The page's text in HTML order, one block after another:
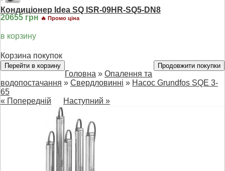
Кондиціонер Idea SQ ISR-09HR-SQ5-DN8
20655 грн 🔥 Промо ціна
в корзину
Корзина покупок
Перейти в корзину Продовжити покупки
Головна » Опалення та
водопостачання » Свердловинні » Насос Grundfos SQE 3-
65
« Попередній
Наступний »